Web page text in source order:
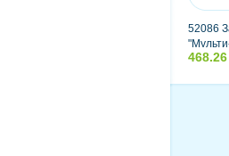
52086
погоди"